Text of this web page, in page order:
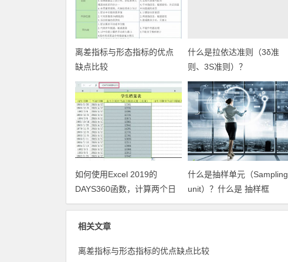
离差指标与形态指标的优点
缺点比较
什么是拉依达准则（3δ准
则、3S准则）？
如何使用Excel 2019的
DAYS360函数，计算两个日
期之间的天数？
什么是抽样单元（Sampling
unit）？什么是 抽样框
（Sampling frame）？
相关文章
离差指标与形态指标的优点缺点比较